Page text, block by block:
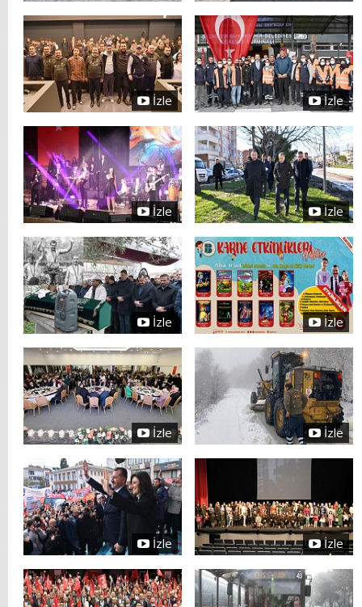
İzle İzle
İzle İzle
İzle İzle
İzle İzle
İzle İzle